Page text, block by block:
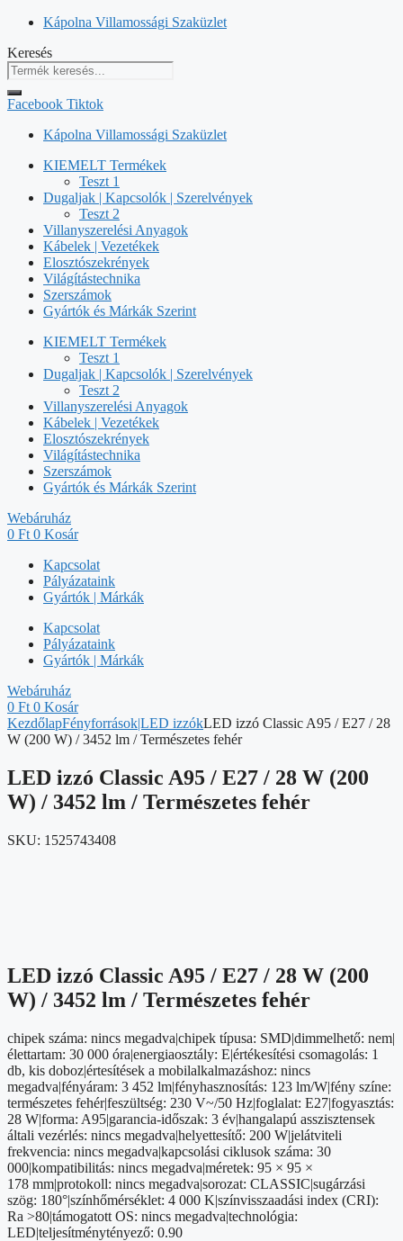
Kilépés
tartalomba
Kápolna Villamossági Szaküzlet
Keresés
Facebook Tiktok
Kápolna Villamossági Szaküzlet
KIEMELT Termékek
Teszt 1
Dugaljak | Kapcsolók | Szerelvények
Teszt 2
Villanyszerelési Anyagok
Kábelek | Vezetékek
Elosztószekrények
Világítástechnika
Szerszámok
Gyártók és Márkák Szerint
KIEMELT Termékek
Teszt 1
Dugaljak | Kapcsolók | Szerelvények
Teszt 2
Villanyszerelési Anyagok
Kábelek | Vezetékek
Elosztószekrények
Világítástechnika
Szerszámok
Gyártók és Márkák Szerint
Webáruház
0 Ft 0 Kosár
Kapcsolat
Pályázataink
Gyártók | Márkák
Kapcsolat
Pályázataink
Gyártók | Márkák
Webáruház
0 Ft 0 Kosár
KezdőlapFényforrások|LED izzókLED izzó Classic A95 / E27 / 28
W (200 W) / 3452 lm / Természetes fehér
LED izzó Classic A95 / E27 / 28 W (200
W) / 3452 lm / Természetes fehér
SKU: 1525743408
LED izzó Classic A95 / E27 / 28 W (200
W) / 3452 lm / Természetes fehér
chipek száma: nincs megadva|chipek típusa: SMD|dimmelhető: nem|
élettartam: 30 000 óra|energiaosztály: E|értékesítési csomagolás: 1
db, kis doboz|értesítések a mobilalkalmazáshoz: nincs
megadva|fényáram: 3 452 lm|fényhasznosítás: 123 lm/W|fény színe:
természetes fehér|feszültség: 230 V~/50 Hz|foglalat: E27|fogyasztás:
28 W|forma: A95|garancia-időszak: 3 év|hangalapú asszisztensek
általi vezérlés: nincs megadva|helyettesítő: 200 W|jelátviteli
frekvencia: nincs megadva|kapcsolási ciklusok száma: 30
000|kompatibilitás: nincs megadva|méretek: 95 × 95 ×
178 mm|protokoll: nincs megadva|sorozat: CLASSIC|sugárzási
szög: 180°|színhőmérséklet: 4 000 K|színvisszaadási index (CRI):
Ra >80|támogatott OS: nincs megadva|technológia:
LED|teljesítménytényező: 0.90